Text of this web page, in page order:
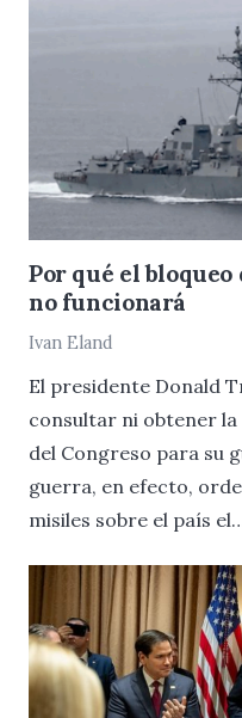
Por qué el
no funcionará
Ivan Eland
El presidente Donald
consultar ni obtener
del Congreso para su
guerra, en efecto,
misiles sobre el país